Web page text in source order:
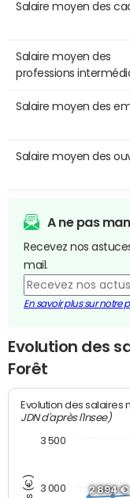
Salaire moyen des
Salaire moyen des
professions
Salaire moyen des
Salaire moyen des
A ne pas
Recevez nos
mail.
En savoir plus sur notre
Evolution des
Forêt
Evolution des salaires
JDN d'après l'Insee)
2 894 €
3 000
3 500